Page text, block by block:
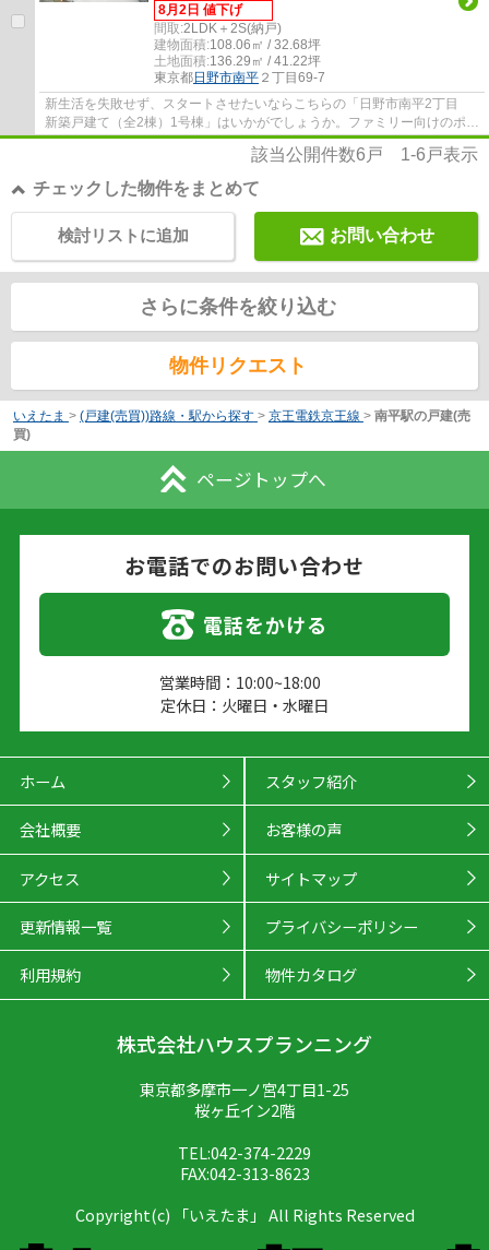
8月2日 値下げ
間取:2LDK＋2S(納戸)
建物面積:108.06㎡ / 32.68坪
土地面積:136.29㎡ / 41.22坪
東京都日野市南平 ２丁目69-7
新生活を失敗せず、スタートさせたいならこちらの「日野市南平2丁目
新築戸建て（全2棟）1号棟」はいかがでしょうか。ファミリー向けのポイ
ント、日野市立南平小学校が徒歩8分のとこ...
該当公開件数6 戸 1-6 戸表示
チェックした物件をまとめて
お問い合わせ
検討リストに追加
さらに条件を絞り込む
物件リクエスト
いえたま > (戸建(売買))路線・駅から探す > 京王電鉄京王線 > 南平駅の戸建(売
買)
ページトップへ
お電話でのお問い合わせ
電話をかける
営業時間：10:00~18:00
定休日：火曜日・水曜日
ホーム スタッフ紹介
会社概要 お客様の声
アクセス サイトマップ
更新情報一覧 プライバシーポリシー
利用規約 物件カタログ
株式会社ハウスプランニング
東京都多摩市一ノ宮4丁目1-25
桜ヶ丘イン2階
TEL:042-374-2229
FAX:042-313-8623
Copyright(c) 「いえたま」 All Rights Reserved